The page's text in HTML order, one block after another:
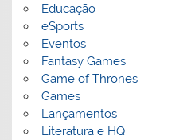
Educação
eSports
Eventos
Fantasy Games
Game of Thrones
Games
Lançamentos
Literatura e HQ